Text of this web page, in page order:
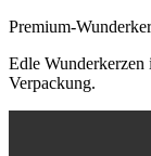
Premium-
Edle
Verpackung.